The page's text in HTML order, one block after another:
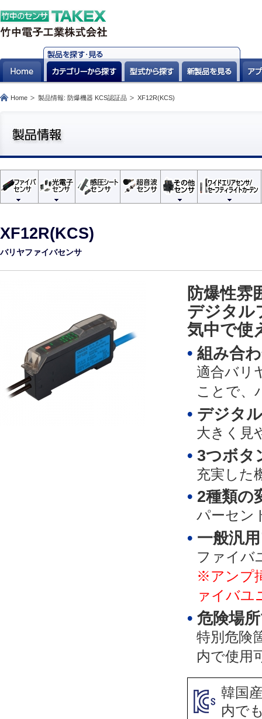
Home 製品情報: 防爆機器 KCS認証品 XF12R(KCS)
XF12R(KCS)
バリヤファイバセンサ
防爆性雰
デジタル
気中で使
組み合
適合バリ
ことで、
デジタ
大きく見
3つボタ
充実した
2種類の
パーセン
一般汎
ファイバ
※アンプ
ァイバユ
危険場
特別危険
内で使用
韓国
内で